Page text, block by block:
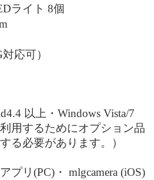
ライト 8個
対応可）
以上・Windows Vista/7
用するためにオプション品
る必要があります。）
プリ (PC) ・ mlgcamera (iOS)